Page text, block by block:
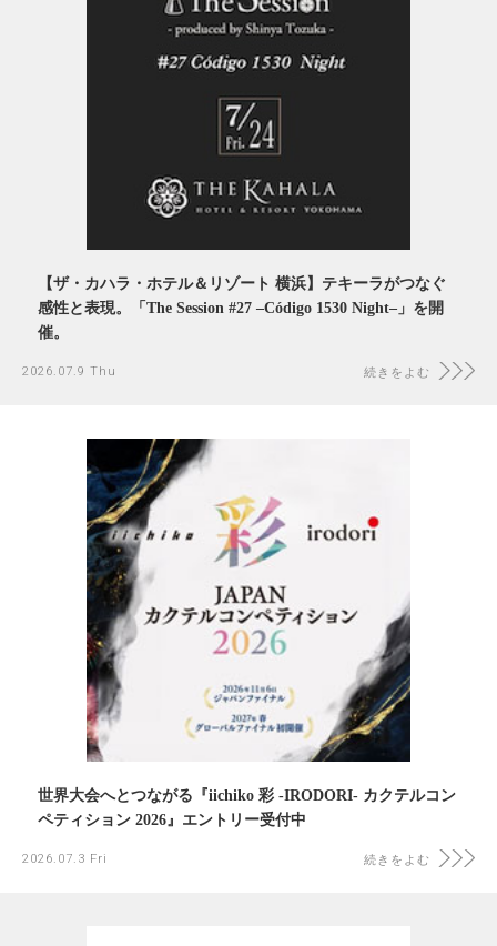
【ザ・カハラ・ホテル＆リゾート 横浜】テキーラがつなぐ
感性と表現。「The Session #27 –Código 1530 Night–」を開
催。
2026.07.9 Thu 続きをよむ
世界大会へとつながる『iichiko 彩 -IRODORI- カクテルコン
ペティション 2026』エントリー受付中
2026.07.3 Fri 続きをよむ